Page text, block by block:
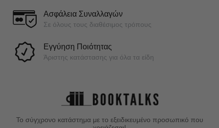
Ασφάλεια Συναλλαγών
Σε όλους τους διαθέσιμος τρόπους
Εγγύηση Ποιότητας
Άριστης κατάστασης για όλα τα είδη
Το σύγχρονο κατάστημα με το εξειδικευμένο προσωπικό που